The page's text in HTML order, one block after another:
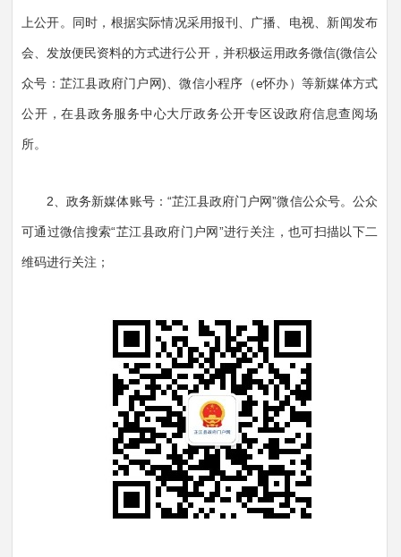
上公开。同时，根据实际情况采用报刊、广播、电视、新闻发布
会、发放便民资料的方式进行公开，并积极运用政务微信(微信公
众号：芷江县政府门户网)、微信小程序（e怀办）等新媒体方式
公开，在县政务服务中心大厅政务公开专区设政府信息查阅场
所。
2、政务新媒体账号：“芷江县政府门户网”微信公众号。公众
可通过微信搜索“芷江县政府门户网”进行关注，也可扫描以下二
维码进行关注；